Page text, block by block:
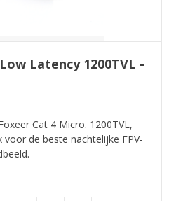
Latency 1200TVL -
Cat 4 Micro. 1200TVL,
voor de beste nachtelijke FPV-